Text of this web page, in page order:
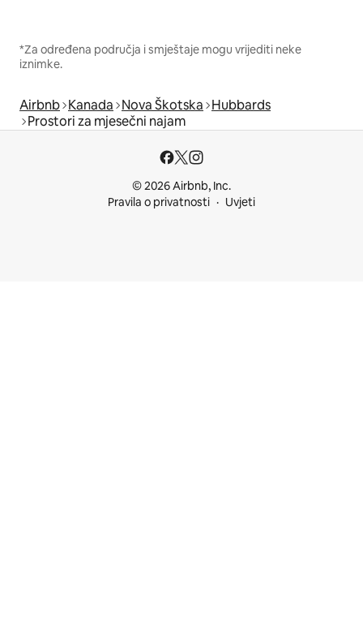
*Za određena područja i smještaje mogu vrijediti neke
iznimke.
Airbnb Kanada Nova Škotska Hubbards
Prostori za mjesečni najam
© 2026 Airbnb, Inc.
Pravila o privatnosti
Uvjeti